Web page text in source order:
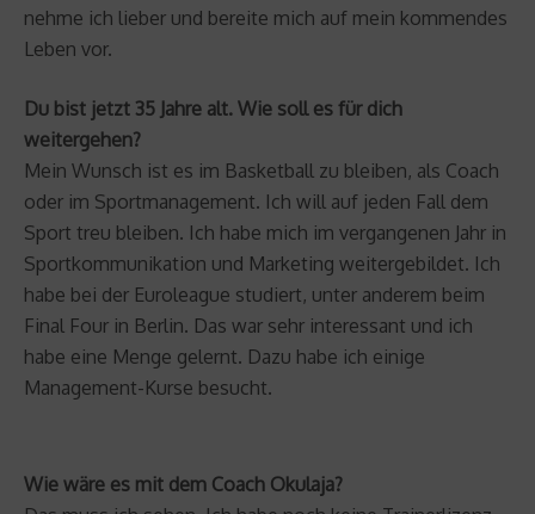
nehme ich lieber und bereite mich auf mein kommendes
Leben vor.
Du bist jetzt 35 Jahre alt. Wie soll es für dich
weitergehen?
Mein Wunsch ist es im Basketball zu bleiben, als Coach
oder im Sportmanagement. Ich will auf jeden Fall dem
Sport treu bleiben. Ich habe mich im vergangenen Jahr in
Sportkommunikation und Marketing weitergebildet. Ich
habe bei der Euroleague studiert, unter anderem beim
Final Four in Berlin. Das war sehr interessant und ich
habe eine Menge gelernt. Dazu habe ich einige
Management-Kurse besucht.
Wie wäre es mit dem Coach Okulaja?